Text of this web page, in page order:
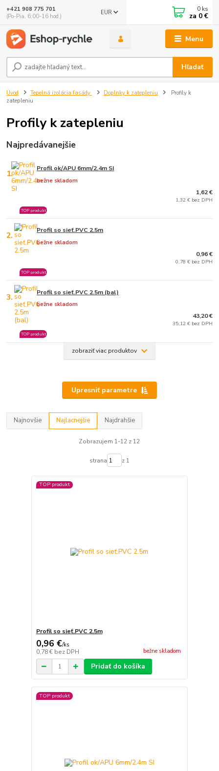
Menu
EUR
Hľadať
+421 908 775 701
(Po-Pia, 6:00-16 hod.)
0 ks
za 0 €
Úvod Tepelná izolácia fasády Doplnky k zatepleniu
Profily k
zatepleniu
Profily k zatepleniu
Najpredávanejšie
1. Profil ok/APU 6mm/2.4m SI
bežne skladom
TOP produkt
1,62 €
1,32 € bez DPH
2. Profil so sieť.PVC 2.5m
bežne skladom
TOP produkt
0,96 €
0,78 € bez DPH
3. Profil so sieť.PVC 2.5m (bal)
bežne skladom
TOP produkt
43,20 €
35,12 € bez DPH
zobraziť viac produktov
Upresniť parametre
Najnovšie Najlacnejšie Najdrahšie
Zobrazujem 1-12 z 12
strana z 1
TOP produkt
Profil so sieť.PVC 2.5m
0,96 €/ks
0,78 € bez DPH bežne skladom
Pridať do košíka
TOP produkt